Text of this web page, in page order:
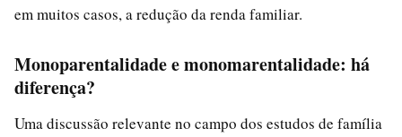
em muitos casos, a redução da renda familiar.
Monoparentalidade e monomarentalidade: há
diferença?
Uma discussão relevante no campo dos estudos de família